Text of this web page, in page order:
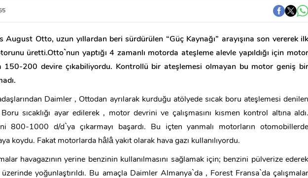
August Otto, uzun yıllardan beri sürdürülen “Güç Kaynağı” arayışına son vererek ilk
üretti.Otto`nun yaptığı 4 zamanlı motorda ateşleme alevle yapıldığı için motor
150-200 devire çıkabiliyordu. Kontrollü bir ateşlemesi olmayan bu motor geniş bir
Daimler , Ottodan ayrılarak kurduğu atölyede sıcak boru ateşlemesi denilen
sıcaklığı ayar edilerek , motor devrini ve çalışmasını kısmen kontrol altına aldı.
800-1000 d/d`ya çıkarmayı başardı. Bu içten yanmalı motorların otomobillerde
koydu. Fakat motorlarda hâlâ yakıt olarak hava gazı kullanılıyordu.
havagazının yerine benzinin kullanılmasını sağlamak için; benzini pülverize ederek
üzerinde yoğunlaştırıldı. Bu amaçla Daimler Almanya`da , Forest Fransa`da çalışmalar